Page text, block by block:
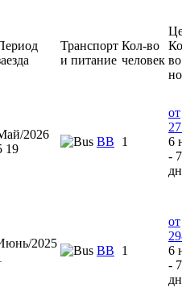
Транспорт
и питание
Кол-во
человек во
2026
19
BB 1
от
6
- 7
2025
BB 1
от
6
- 7